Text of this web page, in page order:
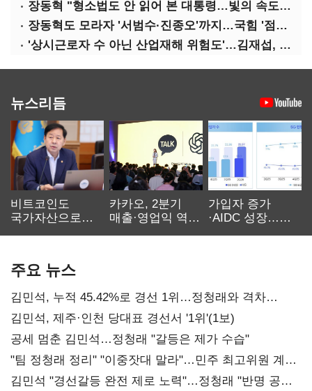
장동혁 "형소법도 안 읽어 본 대통령…빛의 속도로 무너질 것"
장동혁도 모라자 '서범수·진종오'까지…국힘 '점입가경'
'상시근로자 수 아닌 산업재해 위험도'…김재섭, 산재예방 지원기준 손질
뉴스리듬
비트코인도
국가자산으로…'
카카오, 2분기
매출·영업익 역대
가입자 증가
·AIDC 성장…
주요 뉴스
김민석, 누적 45.42%로 경선 1위…정청래와 격차
0.86%p(2보)
김민석, 제주·인천 당대표 경선서 '1위'(1보)
공세 멈춘 김민석…정청래 "갈등은 제가 수습"
"팀 정청래 정리" "이중잣대 말라"…민주 최고위원 계파
다툼 격화
김민석 "경선갈등 완전 제로 노력"…정청래 "반명 공세